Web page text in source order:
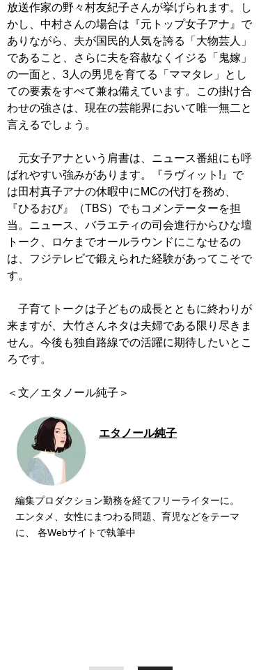
放送作家の野々村友紀子さんが挙げられます。し
かし、中村さんの場合は『元トップ女子アナ』で
ありながら、夫が国民的人気を誇る「大物芸人」
であること、さらに夫を容赦なくイジる「鬼嫁」
の一面と、3人の男児を育てる「ママタレ」とし
ての要素をすべて兼ね備えています。この掛け合
わせの強さは、現在の芸能界において唯一無二と
言えるでしょう。
元女子アナという肩書は、ニュース番組にも呼
ばれやすい強みがあります。『ラヴィット!』で
は田村真子アナの休暇中にMCの代打を務め、
『ひるおび』（TBS）でもコメンテーターを担
当。ニュース、バラエティの司会進行からひな壇
トーク、ロケまでオールラウンドにこなせるの
は、フジテレビで鍛えられた経験があってこそで
す。
子育てトークは子どもの成長とともに終わりが
来ますが、大竹さんネタは夫婦である限り尽きま
せん。今後も独自路線での活躍に期待したいとこ
ろです。
＜文／エタノール純子＞
エタノール純子
編集プロダクション勤務を経てフリーライターに。
エンタメ、女性にまつわる問題、育児などをテーマ
に、 各Webサイトで執筆中